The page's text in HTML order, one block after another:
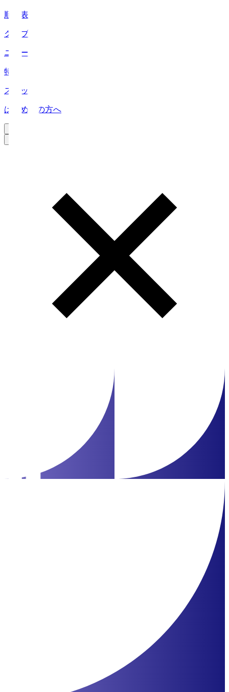
順位表
クラブ
ニュース
特集
スタッツ
はじめての方へ